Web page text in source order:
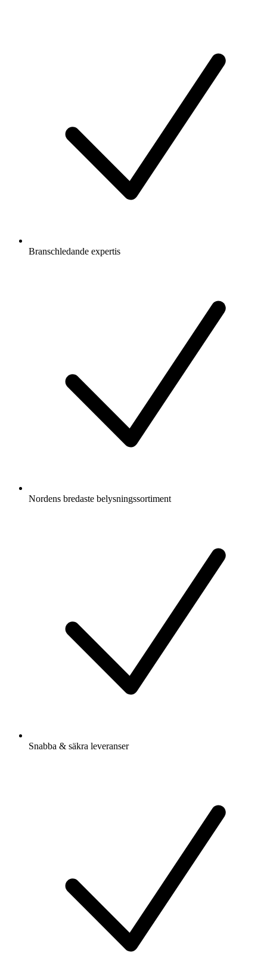
Branschledande expertis
Nordens bredaste belysningssortiment
Snabba & säkra leveranser